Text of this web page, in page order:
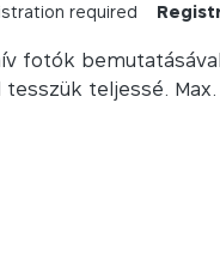
required
fotók
teljessé.